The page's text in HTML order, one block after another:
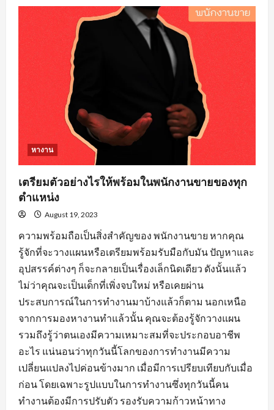
หา
งาน
วิศวะ
ที่
องค์กร
ส่วน
ใหญ่
ต้อง
จาก
ผู้
งาน
หางาน
เตรียมตัวอย่างไรให้พร้อมในพนักงานขายของทุก
ตำแหน่ง
August 19, 2023
ความพร้อมถือเป็นสิ่งสำคัญของ พนักงานขาย หากคุณ
รู้จักที่จะวางแผนหรือเตรียมพร้อมรับมือกับมัน ปัญหาและ
อุปสรรค์ต่างๆ ก็จะกลายเป็นเรื่องเล็กนิดเดียว ดังนั้นแล้ว
ไม่ว่าคุณจะเป็นเด็กที่เพิ่งจบใหม่ หรือเคยผ่าน
ประสบการณ์ในการทำงานมาบ้างแล้วก็ตาม นอกเหนือ
จากการมองหางานทำแล้วนั้น คุณจะต้องรู้จักวางแผน
รวมถึงรู้ว่าตนเองมีความเหมาะสมที่จะประกอบอาชีพ
อะไร แน่นอนว่าทุกวันนี้โลกของการทำงานมีความ
เปลี่ยนแปลงไปค่อนข้างมาก เมื่อมีการเปรียบเทียบกับเมื่อ
ก่อน โดยเฉพาะรูปแบบในการทำงานซึ่งทุกวันนี้คน
ทำงานต้องมีการปรับตัว รองรับความก้าวหน้าทาง